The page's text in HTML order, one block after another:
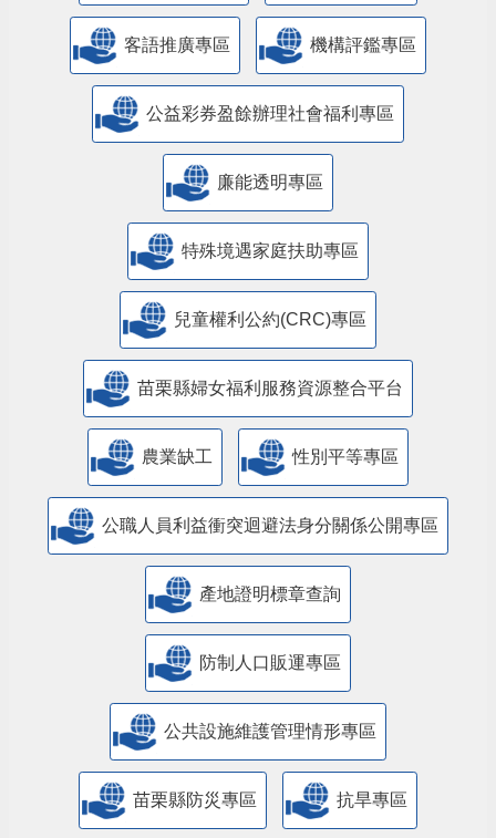
客語推廣專區 機構評鑑專區
公益彩券盈餘辦理社會福利專區
廉能透明專區
特殊境遇家庭扶助專區
兒童權利公約(CRC)專區
苗栗縣婦女福利服務資源整合平台
農業缺工 性別平等專區
公職人員利益衝突迴避法身分關係公開專區
產地證明標章查詢
防制人口販運專區
​公共設施維護管理情形專區
苗栗縣防災專區 抗旱專區